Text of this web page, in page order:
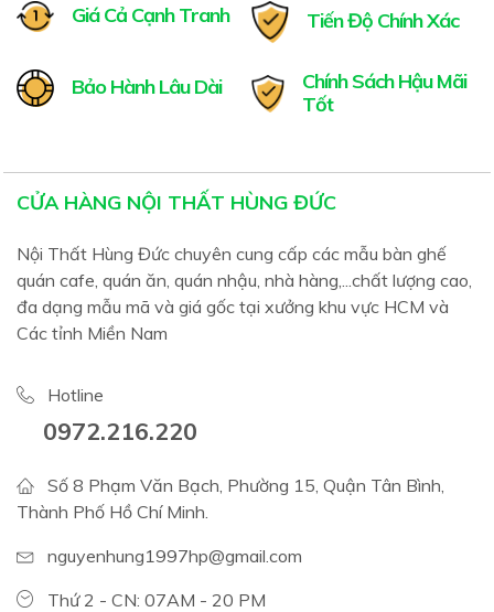
Giá Cả Cạnh Tranh Tiến Độ Chính Xác
Bảo Hành Lâu Dài
Chính Sách Hậu Mãi
Tốt
CỬA HÀNG NỘI THẤT HÙNG ĐỨC
Nội Thất Hùng Đức chuyên cung cấp các mẫu bàn ghế
quán cafe, quán ăn, quán nhậu, nhà hàng,...chất lượng cao,
đa dạng mẫu mã và giá gốc tại xưởng khu vực HCM và
Các tỉnh Miền Nam
Hotline
0972.216.220
Số 8 Phạm Văn Bạch, Phường 15, Quận Tân Bình,
Thành Phố Hồ Chí Minh.
nguyenhung1997hp@gmail.com
Thứ 2 - CN: 07AM - 20 PM